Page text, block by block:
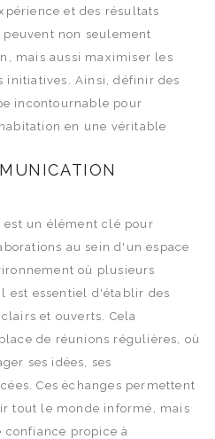
et des résultats
non seulement
mais aussi maximiser les
initiatives. Ainsi, définir des
incontournable pour
en une véritable
un élément clé pour
au sein d'un espace
où plusieurs
est essentiel d'établir des
et ouverts. Cela
de réunions régulières, où
ses idées, ses
Ces échanges permettent
tout le monde informé, mais
propice à